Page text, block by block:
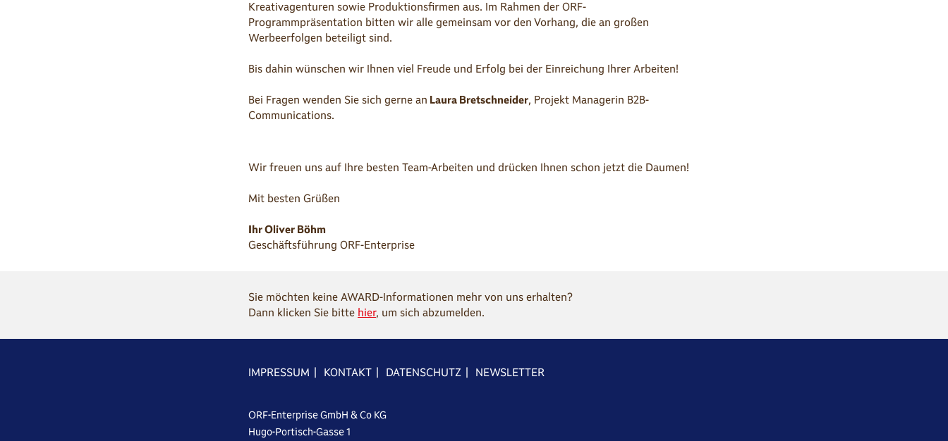
Kreativagenturen sowie Produktionsfirmen aus. Im Rahmen der ORF-
Programmpräsentation bitten wir alle gemeinsam vor den Vorhang, die an großen
Werbeerfolgen beteiligt sind.
Bis dahin wünschen wir Ihnen viel Freude und Erfolg bei der Einreichung Ihrer Arbeiten!
Bei Fragen wenden Sie sich gerne an Laura Bretschneider, Projekt Managerin B2B-
Communications.
Wir freuen uns auf Ihre besten Team-Arbeiten und drücken Ihnen schon jetzt die Daumen!
Mit besten Grüßen
Ihr Oliver Böhm
Geschäftsführung ORF-Enterprise
Sie möchten keine AWARD-Informationen mehr von uns erhalten?
Dann klicken Sie bitte hier, um sich abzumelden.
IMPRESSUM | KONTAKT | DATENSCHUTZ | NEWSLETTER
ORF-Enterprise GmbH & Co KG
Hugo-Portisch-Gasse 1